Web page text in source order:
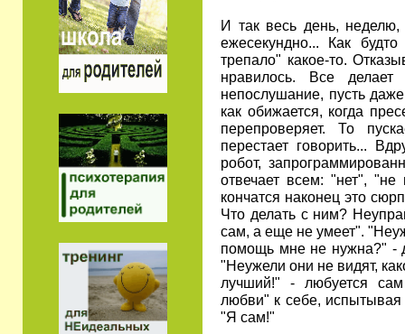
И так весь день,
ежесекундно... Как
трепало" какое-то.
нравилось. Все
непослушание, пусть
как обижается, когда
перепроверяет. То
перестает говорить...
робот,
отвечает всем: "нет",
кончатся наконец это
Что делать с ним?
сам, а еще не умеет".
помощь мне не нужна?" -
"Неужели они не видят,
лучший!" - любуется
любви" к себе, испытывая
"Я сам!"